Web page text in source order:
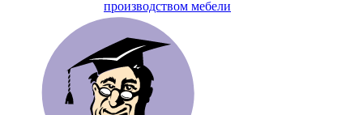
производством мебели